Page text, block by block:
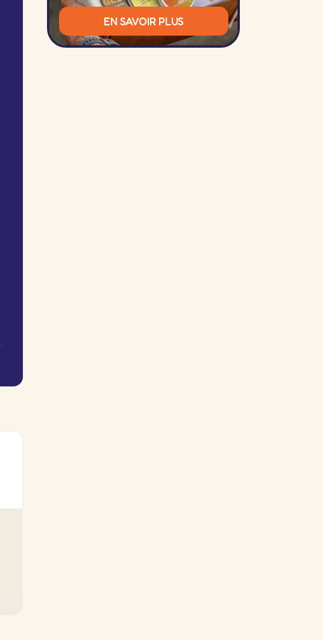
EN SAVOIR PLUS